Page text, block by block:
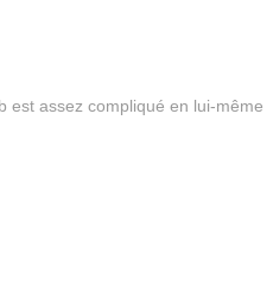
assez compliqué en lui-même